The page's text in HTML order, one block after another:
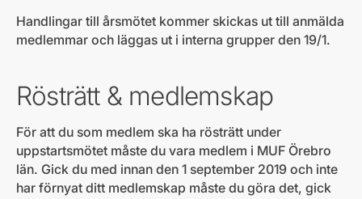
Handlingar till årsmötet kommer skickas ut till anmälda
medlemmar och läggas ut i interna grupper den 19/1.
Rösträtt & medlemskap
För att du som medlem ska ha rösträtt under
uppstartsmötet måste du vara medlem i MUF Örebro
län. Gick du med innan den 1 september 2019 och inte
har förnyat ditt medlemskap måste du göra det, gick